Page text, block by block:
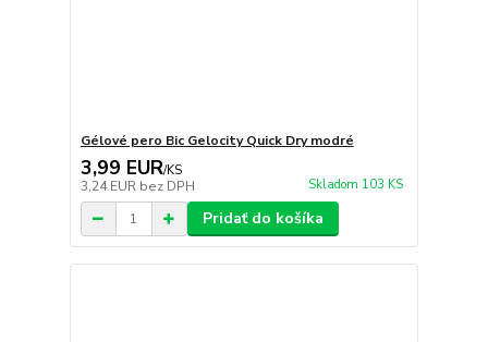
Gélové pero Bic Gelocity Quick Dry modré
3,99 EUR/KS
3,24 EUR bez DPH Skladom 103 KS
Pridať do košíka